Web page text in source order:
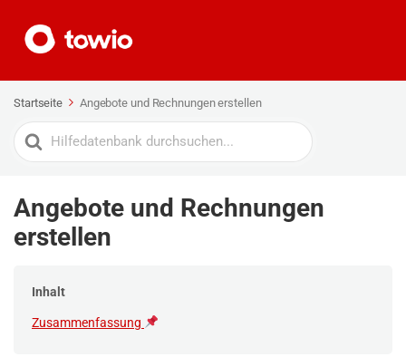
Startseite Angebote und Rechnungen erstellen
Search
For
Angebote und Rechnungen
erstellen
Inhalt
Zusammenfassung